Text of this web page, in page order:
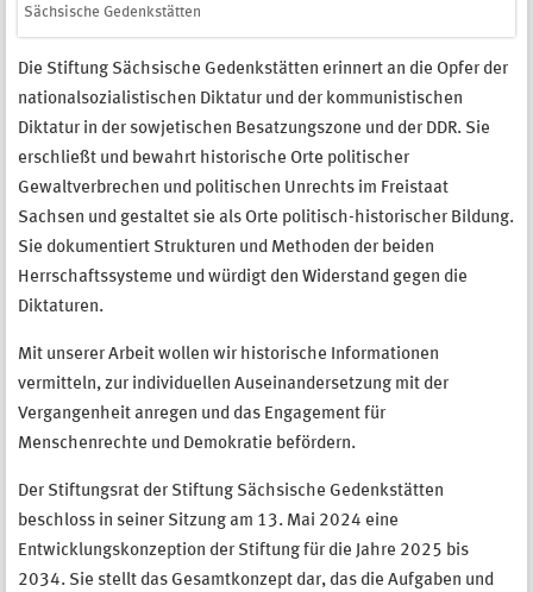
Sächsische Gedenkstätten
Die Stiftung Sächsische Gedenkstätten erinnert an die Opfer der
nationalsozialistischen Diktatur und der kommunistischen
Diktatur in der sowjetischen Besatzungszone und der DDR. Sie
erschließt und bewahrt historische Orte politischer
Gewaltverbrechen und politischen Unrechts im Freistaat
Sachsen und gestaltet sie als Orte politisch-historischer Bildung.
Sie dokumentiert Strukturen und Methoden der beiden
Herrschaftssysteme und würdigt den Widerstand gegen die
Diktaturen.
Mit unserer Arbeit wollen wir historische Informationen
vermitteln, zur individuellen Auseinandersetzung mit der
Vergangenheit anregen und das Engagement für
Menschenrechte und Demokratie befördern.
Der Stiftungsrat der Stiftung Sächsische Gedenkstätten
beschloss in seiner Sitzung am 13. Mai 2024 eine
Entwicklungskonzeption der Stiftung für die Jahre 2025 bis
2034. Sie stellt das Gesamtkonzept dar, das die Aufgaben und